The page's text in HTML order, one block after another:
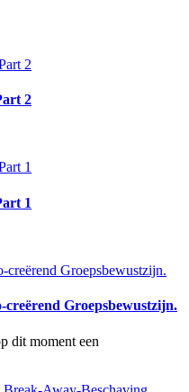
2
1
Groepsbewustzijn.
dit moment een